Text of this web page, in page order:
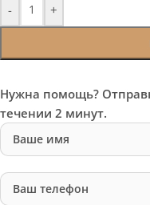
- +
Нужна помощь?
течении 2 минут.